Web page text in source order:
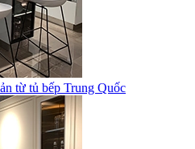
từ tủ bếp Trung Quốc